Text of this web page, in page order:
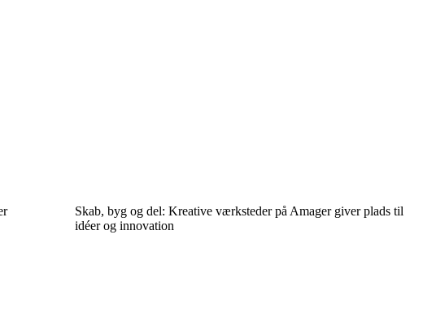
Skab, byg og del: Kreative værksteder på Amager giver plads til
idéer og innovation